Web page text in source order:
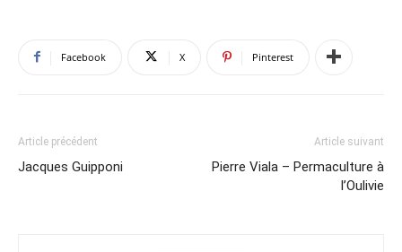
Facebook X Pinterest
Article précédent
Jacques Guipponi
Article suivant
Pierre Viala – Permaculture à
l’Oulivie